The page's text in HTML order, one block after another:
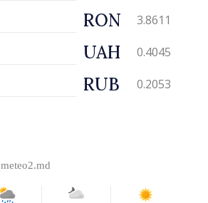
RON 3.8611
UAH 0.4045
RUB 0.2053
meteo2.md